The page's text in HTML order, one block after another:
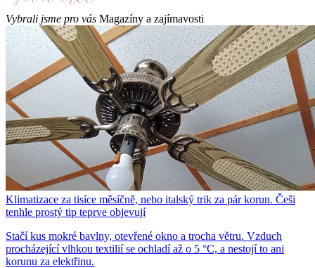
Vybrali jsme pro vás Magazíny a zajímavosti
Klimatizace za tisíce měsíčně, nebo italský trik za pár korun. Češi
tenhle prostý tip teprve objevují
Stačí kus mokré bavlny, otevřené okno a trocha větru. Vzduch
procházející vlhkou textilií se ochladí až o 5 °C, a nestojí to ani
korunu za elektřinu.